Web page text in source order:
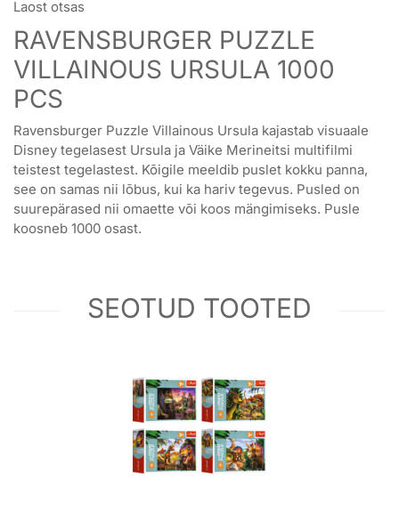
Laost otsas
RAVENSBURGER PUZZLE
VILLAINOUS URSULA 1000
PCS
Ravensburger Puzzle Villainous Ursula kajastab visuaale
Disney tegelasest Ursula ja Väike Merineitsi multifilmi
teistest tegelastest. Kõigile meeldib puslet kokku panna,
see on samas nii lõbus, kui ka hariv tegevus. Pusled on
suurepärased nii omaette või koos mängimiseks. Pusle
koosneb 1000 osast.
SEOTUD TOOTED